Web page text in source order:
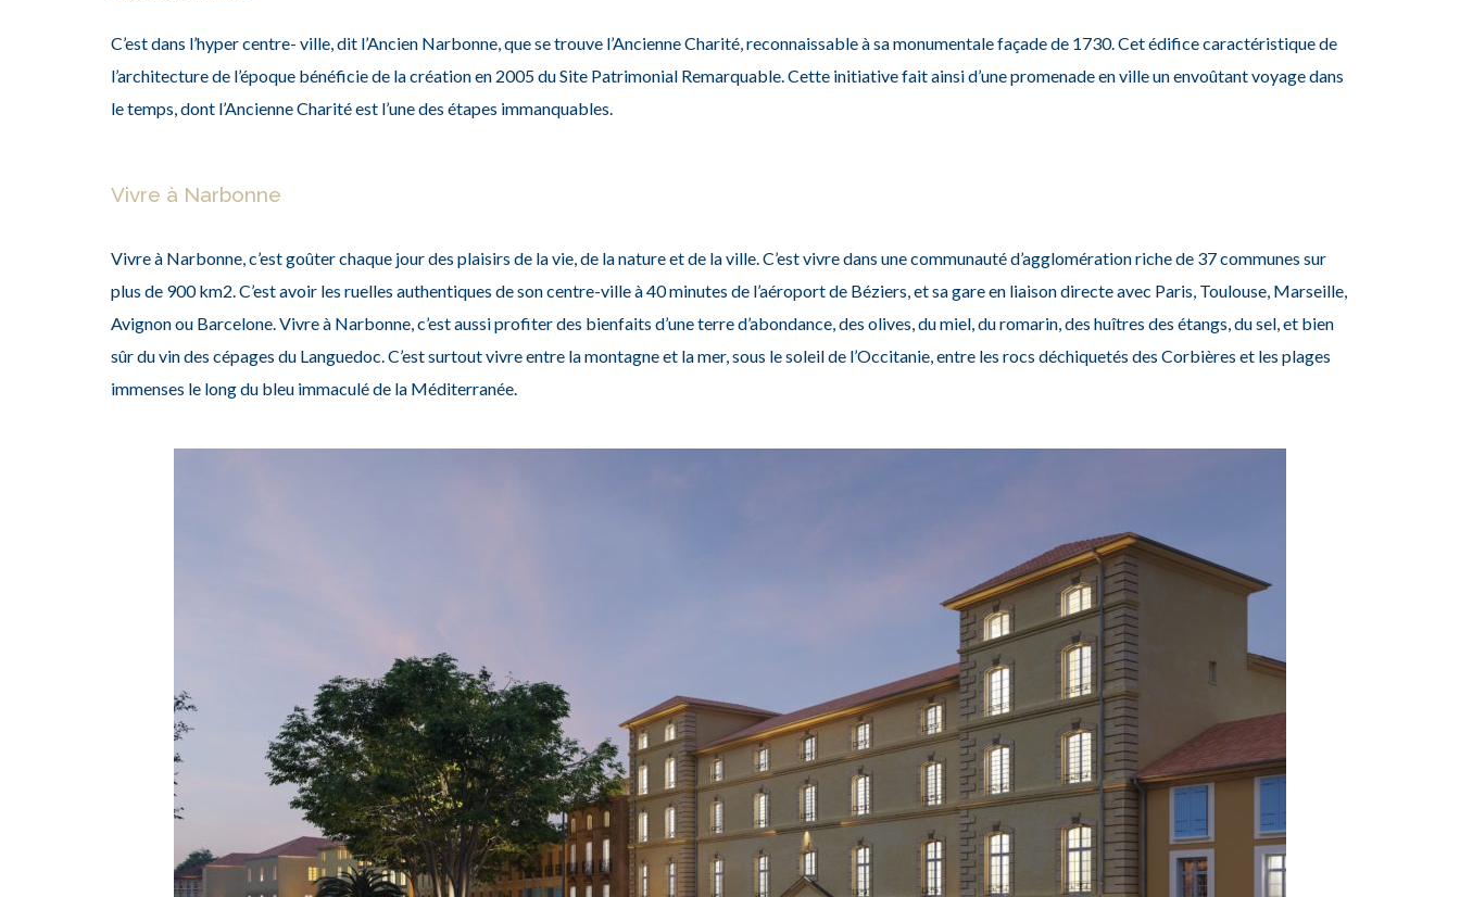
C’est dans l’hyper centre- ville, dit l’Ancien Narbonne, que se trouve l’Ancienne Charité, reconnaissable à sa monumentale façade de 1730. Cet édifice caractéristiquede
l’architecture de l’époque bénéficie de la création en 2005 du Site Patrimonial Remarquable. Cette initiative fait ainsi d’une promenadeen ville un envoûtant voyage dans
le temps, dont l’Ancienne Charité est l’une des étapes immanquables.
Vivre à Narbonne
Vivre à Narbonne, c’est goûter chaque jour des plaisirs de la vie, de la nature et de la ville.C’est vivre dans une communauté d’agglomération riche de 37 communes sur
plus de 900 km2. C’est avoir les ruelles authentiques de son centre-ville à 40 minutes de l’aéroport de Béziers, et sa gare en liaison directe avec Paris, Toulouse, Marseille,
Avignon ou Barcelone.Vivre à Narbonne, c’est aussi profiter des bienfaits d’une terre d’abondance, des olives, du miel, du romarin, des huîtres des étangs, du sel, et bien
sûr du vin des cépages du Languedoc.C’est surtout vivre entre la montagne et la mer, sous le soleil de l’Occitanie, entre les rocs déchiquetés des Corbières et les plages
immenses le long du bleu immaculé de la Méditerranée.